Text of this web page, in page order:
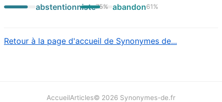
abstentionniste75% abandon61 %
Retour à la page d'accueil de Synonymes de...
AccueilArticles© 2026 Synonymes-de.fr